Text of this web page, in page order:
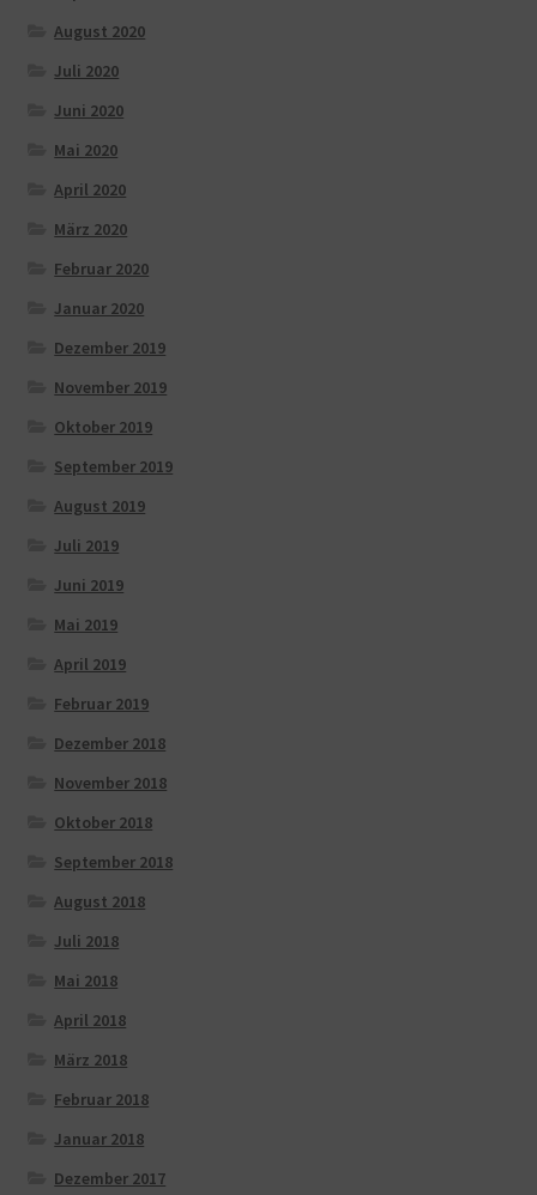
August 2020
Juli 2020
Juni 2020
Mai 2020
April 2020
März 2020
Februar 2020
Januar 2020
Dezember 2019
November 2019
Oktober 2019
September 2019
August 2019
Juli 2019
Juni 2019
Mai 2019
April 2019
Februar 2019
Dezember 2018
November 2018
Oktober 2018
September 2018
August 2018
Juli 2018
Mai 2018
April 2018
März 2018
Februar 2018
Januar 2018
Dezember 2017